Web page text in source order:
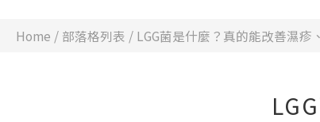
Home / 部落格列表 / LGG菌是什麼？真的能改善濕疹